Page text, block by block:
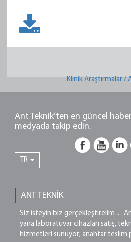
Klinik Araştırmalar /
Ant Teknik’ten en güncel
medyada takip edin.
TR
ANT TEKNİK
Siz isteyin biz gerçekleştirelim…
yana laboratuvar cihazları satış,
hizmetleri sunuyor; anahtar teslim